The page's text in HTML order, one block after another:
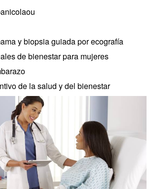
y biopsia guiada por ecografía
de bienestar para mujeres
de la salud y del bienestar